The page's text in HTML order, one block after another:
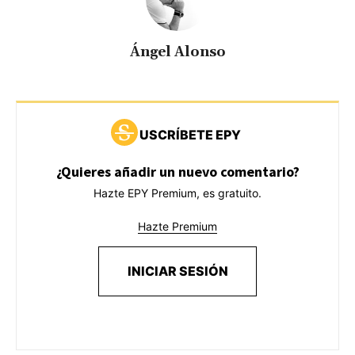
Ángel Alonso
USCRÍBETE EPY
¿Quieres añadir un nuevo comentario?
Hazte EPY Premium, es gratuito.
Hazte Premium
INICIAR SESIÓN